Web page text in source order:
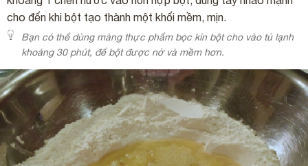
cho đến khi bột tạo thành một khối mềm, mịn.
Bạn có thể dùng màng thực phẩm bọc kín bột cho vào tủ lạnh
khoảng 30 phút, để bột được nở và mềm hơn.